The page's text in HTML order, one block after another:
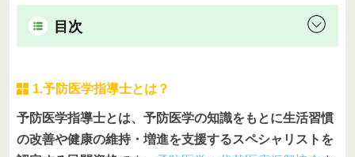
目次
1.予防医学指導士とは？
予防医学指導士とは、予防医学の知識をもとに生活習慣
の改善や健康の維持・増進を支援するスペシャリストを